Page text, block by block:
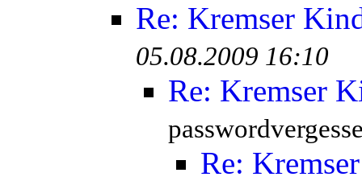
Re: Kremser
05.08.2009 16:10
Re: Kremser
Re: